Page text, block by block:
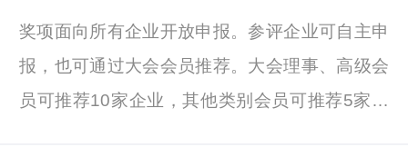
奖项面向所有企业开放申报。参评企业可自主申
报，也可通过大会会员推荐。大会理事、高级会
员可推荐10家企业，其他类别会员可推荐5家企